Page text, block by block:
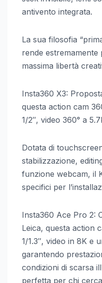
antivento integrata.
La sua filosofia
rende
massima libertà
Insta360 X3:
questa action cam
1/2″, video 360° a
Dotata di
stabilizzazione,
funzione webcam, il
specifici per
Insta360 Ace Pro 2:
Leica, questa action
1/1.3″, video in 8K e
garantendo
condizioni di scarsa
perfetta per chi